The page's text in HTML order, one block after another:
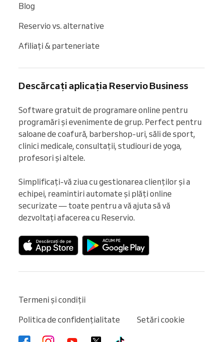
Blog
Reservio vs. alternative
Afiliați & parteneriate
Descărcați aplicația Reservio Business
Software gratuit de programare online pentru
programări și evenimente de grup. Perfect pentru
saloane de coafură, barbershop-uri, săli de sport,
clinici medicale, consultații, studiouri de yoga,
profesori și altele.
Simplificați-vă ziua cu gestionarea clienților și a
echipei, reamintiri automate și plăți online
securizate — toate pentru a vă ajuta să vă
dezvoltați afacerea cu Reservio.
Termeni și condiții
Politica de confidențialitate
Setări cookie